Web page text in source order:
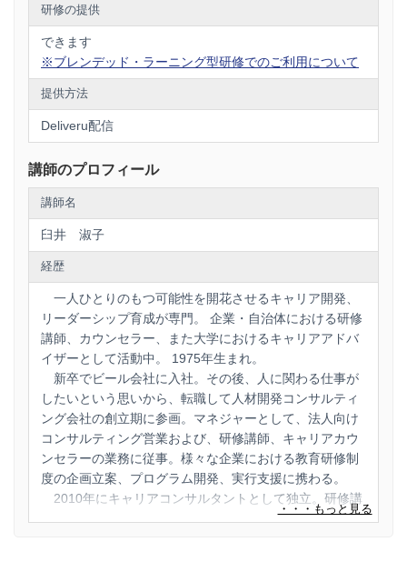
研修の提供
できます
※ブレンデッド・ラーニング型研修でのご利用について
提供方法
Deliveru配信
講師のプロフィール
講師名
臼井 淑子
経歴
一人ひとりのもつ可能性を開花させるキャリア開発、
リーダーシップ育成が専門。 企業・自治体における研修
講師、カウンセラー、また大学におけるキャリアアドバ
イザーとして活動中。 1975年生まれ。
新卒でビール会社に入社。その後、人に関わる仕事が
したいという思いから、転職して人材開発コンサルティ
ング会社の創立期に参画。マネジャーとして、法人向け
コンサルティング営業および、研修講師、キャリアカウ
ンセラーの業務に従事。様々な企業における教育研修制
度の企画立案、プログラム開発、実行支援に携わる。
2010年にキャリアコンサルタントとして独立。研修講
師として活動するとともに、これまでのべ3000人以上に